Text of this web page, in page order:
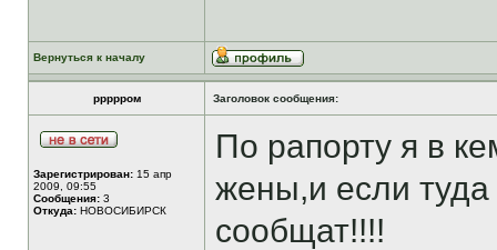
Вернуться к началу
ррррром Заголовок сообщения:
Зарегистрирован: 15 апр
2009, 09:55
Сообщения: 3
Откуда: НОВОСИБИРСК
По рапорту я в
жены,и если туда
сообщат!!!!